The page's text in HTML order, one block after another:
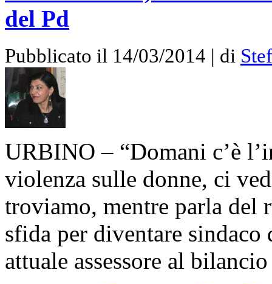
del Pd
Pubblicato il 14/03/2014 | di
URBINO – “Domani c’è
violenza sulle donne, ci
troviamo, mentre parla del
sfida per diventare
attuale assessore al